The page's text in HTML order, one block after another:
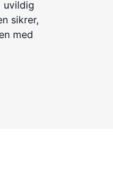
uvildig
sikrer,
med